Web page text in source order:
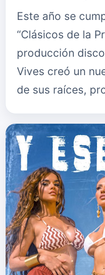
Este año se
“Clásicos de la
producción
Vives creó un
de sus raíces,
disco se
inmortal,…